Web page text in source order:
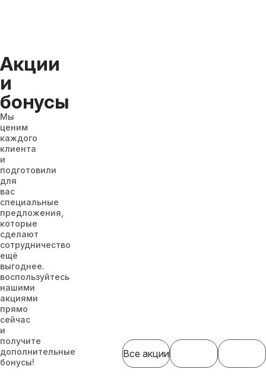
Акции
и
бонусы
Мы
ценим
каждого
клиента
и
подготовили
для
вас
специальные
предложения,
которые
сделают
сотрудничество
ещё
выгоднее.
воспользуйтесь
нашими
акциями
прямо
сейчас
и
получите
дополнительные
бонусы!
Все акции